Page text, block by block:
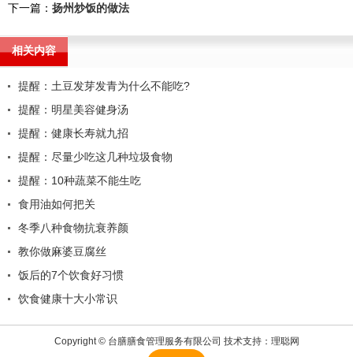
下一篇： 扬州炒饭的做法
相关内容
提醒：土豆发芽发青为什么不能吃?
提醒：明星美容健身汤
提醒：健康长寿就九招
提醒：尽量少吃这几种垃圾食物
提醒：10种蔬菜不能生吃
食用油如何把关
冬季八种食物抗衰养颜
教你做麻婆豆腐丝
饭后的7个饮食好习惯
饮食健康十大小常识
Copyright © 台膳膳食管理服务有限公司 技术支持： 理聪网